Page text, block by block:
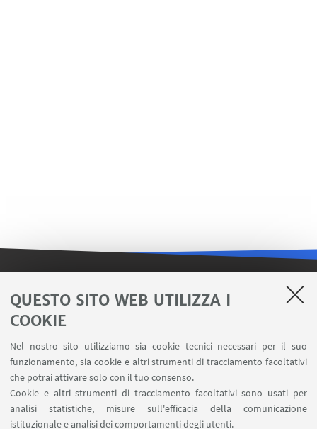
QUESTO SITO WEB UTILIZZA I
COOKIE
Nel nostro sito utilizziamo sia cookie tecnici necessari per il suo
funzionamento, sia cookie e altri strumenti di tracciamento facoltativi
che potrai attivare solo con il tuo consenso.
Cookie e altri strumenti di tracciamento facoltativi sono usati per
analisi statistiche, misure sull'efficacia della comunicazione
istituzionale e analisi dei comportamenti degli utenti.
LINK UTILI
Area riservata FILO
U-Web Missioni
AlmaEsami
AlmaWifi
Proxy: connessione da remoto